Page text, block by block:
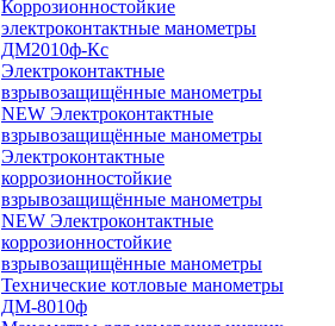
Коррозионностойкие
электроконтактные манометры
ДМ2010ф-Кс
Электроконтактные
взрывозащищённые манометры
NEW Электроконтактные
взрывозащищённые манометры
Электроконтактные
коррозионностойкие
взрывозащищённые манометры
NEW Электроконтактные
коррозионностойкие
взрывозащищённые манометры
Технические котловые манометры
ДМ-8010ф